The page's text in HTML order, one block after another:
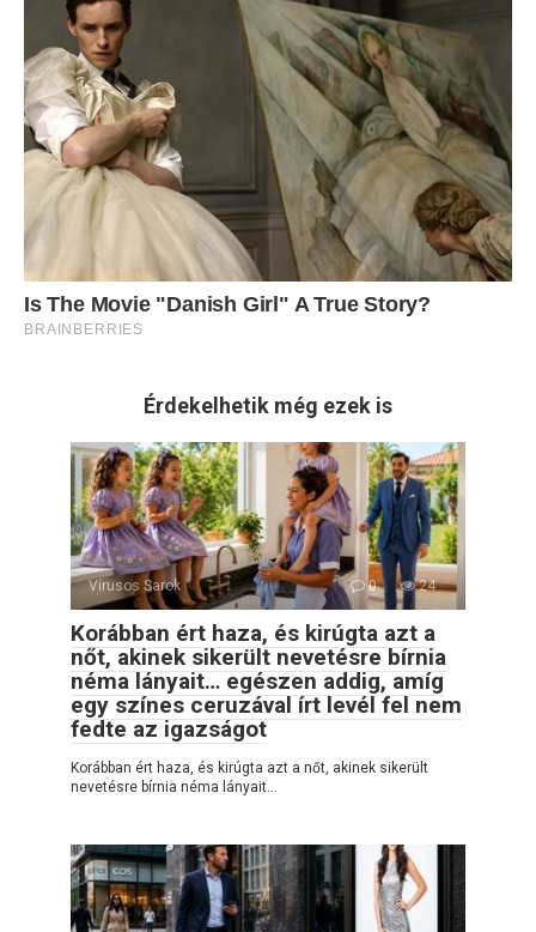
Érdekelhetik még ezek is
Vírusos Sarok 0 24
Korábban ért haza, és kirúgta azt a
nőt, akinek sikerült nevetésre bírnia
néma lányait… egészen addig, amíg
egy színes ceruzával írt levél fel nem
fedte az igazságot
Korábban ért haza, és kirúgta azt a nőt, akinek sikerült
nevetésre bírnia néma lányait…